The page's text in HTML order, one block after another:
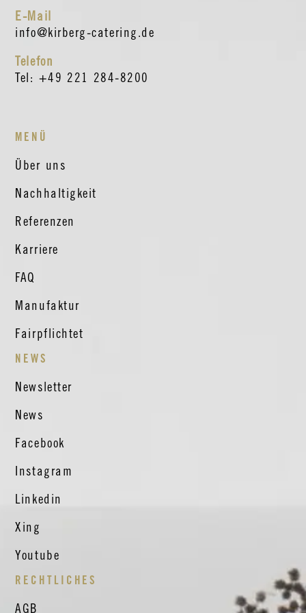
E-Mail
info@kirberg-catering.de
Telefon
Tel: +49 221 284-8200
MENÜ
Über uns
Nachhaltigkeit
Referenzen
Karriere
FAQ
Manufaktur
Fairpflichtet
NEWS
Newsletter
News
Facebook
Instagram
Linkedin
Xing
Youtube
RECHTLICHES
AGB